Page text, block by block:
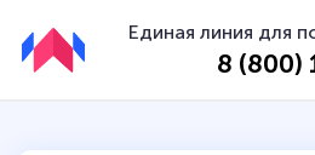
Единая линия для
8 (800)